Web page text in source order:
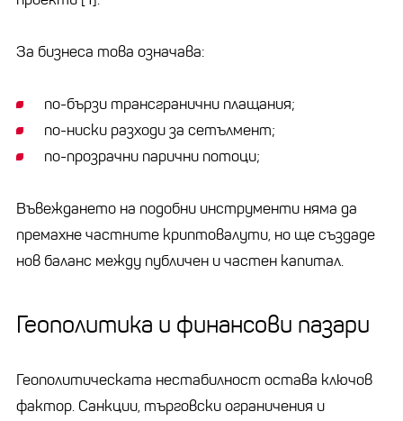
За бизнеса това означава:
по-бързи трансгранични плащания;
по-ниски разходи за сетълмент;
по-прозрачни парични потоци;
Въвеждането на подобни инструменти няма да
премахне частните криптовалути, но ще създаде
нов баланс между публичен и частен капитал.
Геополитика и финансови пазари
Геополитическата нестабилност остава ключов
фактор. Санкции, търговски ограничения и